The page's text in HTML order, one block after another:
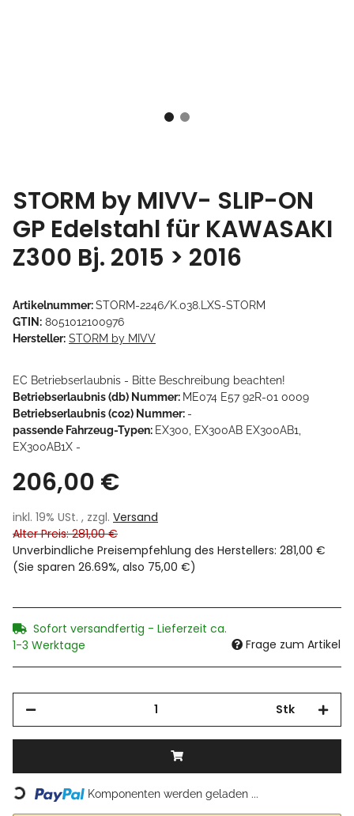
STORM by MIVV- SLIP-ON
GP Edelstahl für KAWASAKI
Z300 Bj. 2015 > 2016
Artikelnummer:STORM-2246/K.038.LXS-STORM
GTIN: 8051012100976
Hersteller: STORM by MIVV
EC Betriebserlaubnis - Bitte Beschreibung beachten!
Betriebserlaubnis (db) Nummer: ME074 E57 92R-01 0009
Betriebserlaubnis (co2) Nummer: -
passende Fahrzeug-Typen: EX300, EX300AB EX300AB1,
EX300AB1X -
206,00 €
inkl. 19% USt. , zzgl. Versand
Alter Preis: 281,00 €
Unverbindliche Preisempfehlung des Herstellers: 281,00 €
(Sie sparen 26.69%, also 75,00 €)
Sofort versandfertig - Lieferzeit ca.
1-3 Werktage
Frage zum Artikel
Stk
Loading... Komponenten werden geladen ...